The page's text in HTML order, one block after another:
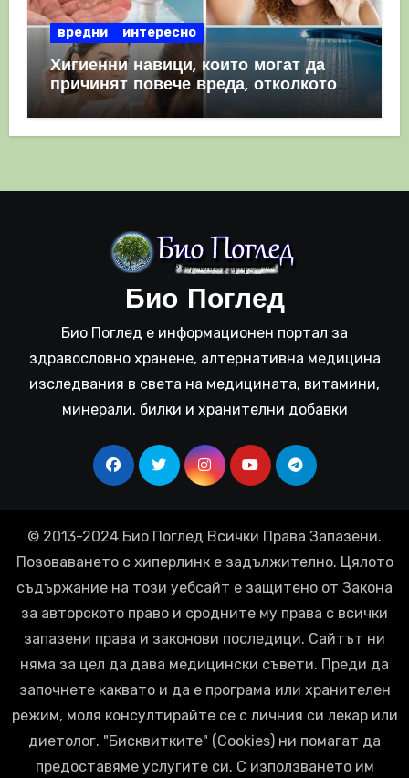
вредни интересно
Хигиенни навици, които могат да
причинят повече вреда, отколкото
полза
Био Поглед
Био Поглед е информационен портал за
здравословно хранене, алтернативна медицина
изследвания в света на медицината, витамини,
минерали, билки и хранителни добавки
© 2013-2024 Био Поглед Всички Права Запазени.
Позоваването с хиперлинк е задължително. Цялото
съдържание на този уебсайт е защитено от Закона
за авторското право и сродните му права с всички
запазени права и законови последици. Сайтът ни
няма за цел да дава медицински съвети. Преди да
започнете каквато и да е програма или хранителен
режим, моля консултирайте се с личния си лекар или
диетолог. "Бисквитките" (Cookies) ни помагат да
предоставяме услугите си. С използването им